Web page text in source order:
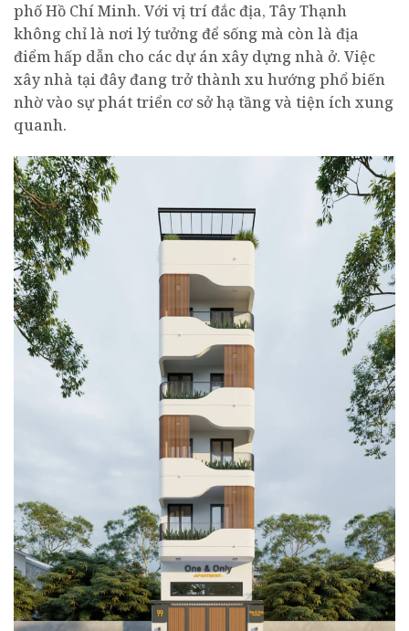
phố Hồ Chí Minh. Với vị trí đắc địa, Tây Thạnh
không chỉ là nơi lý tưởng để sống mà còn là địa
điểm hấp dẫn cho các dự án xây dựng nhà ở. Việc
xây nhà tại đây đang trở thành xu hướng phổ biến
nhờ vào sự phát triển cơ sở hạ tầng và tiện ích xung
quanh.